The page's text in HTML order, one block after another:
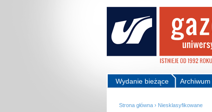
Archiwum
Wydanie bieżące
Strona główna › Niesklasyfikowane